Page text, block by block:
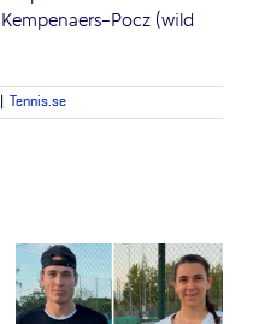
Pocz (wild
Tennis.se